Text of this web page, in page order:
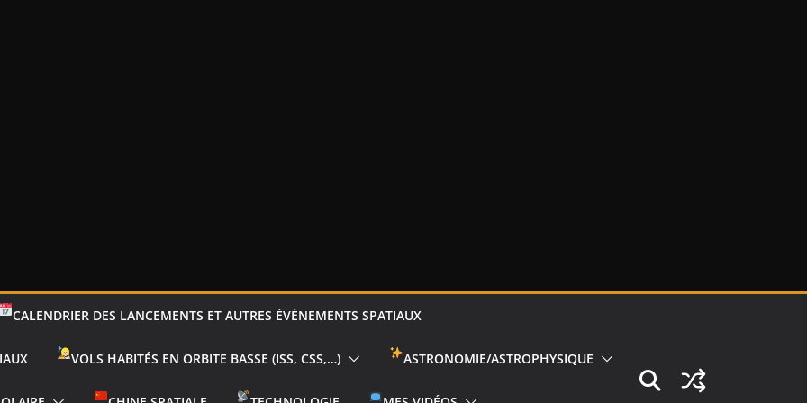
CALENDRIER DES LANCEMENTS ET AUTRES ÉVÈNEMENTS SPATIAUX
VOLS HABITÉS EN ORBITE BASSE (ISS, CSS,…) ASTRONOMIE/ASTROPHYSIQUE